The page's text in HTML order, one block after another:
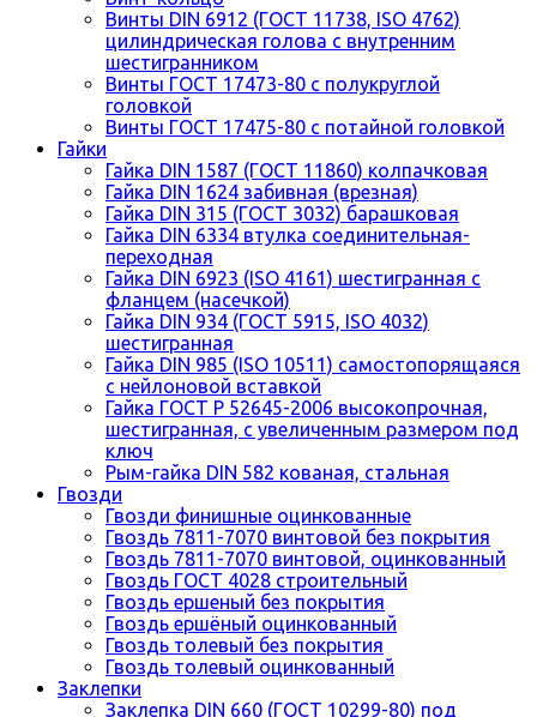
Винты DIN 6912 (ГОСТ 11738, ISO 4762)
цилиндрическая голова с внутренним
шестигранником
Винты ГОСТ 17473-80 с полукруглой
головкой
Винты ГОСТ 17475-80 с потайной головкой
Гайки
Гайка DIN 1587 (ГОСТ 11860) колпачковая
Гайка DIN 1624 забивная (врезная)
Гайка DIN 315 (ГОСТ 3032) барашковая
Гайка DIN 6334 втулка соединительная-
переходная
Гайка DIN 6923 (ISO 4161) шестигранная с
фланцем (насечкой)
Гайка DIN 934 (ГОСТ 5915, ISO 4032)
шестигранная
Гайка DIN 985 (ISO 10511) самостопорящаяся
с нейлоновой вставкой
Гайка ГОСТ Р 52645-2006 высокопрочная,
шестигранная, с увеличенным размером под
ключ
Рым-гайка DIN 582 кованая, стальная
Гвозди
Гвозди финишные оцинкованные
Гвоздь 7811-7070 винтовой без покрытия
Гвоздь 7811-7070 винтовой, оцинкованный
Гвоздь ГОСТ 4028 строительный
Гвоздь ершеный без покрытия
Гвоздь ершёный оцинкованный
Гвоздь толевый без покрытия
Гвоздь толевый оцинкованный
Заклепки
Заклепка DIN 660 (ГОСТ 10299-80) под